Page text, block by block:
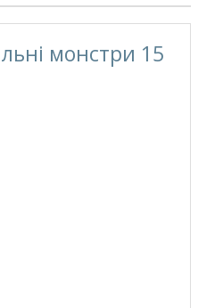
монстри 15